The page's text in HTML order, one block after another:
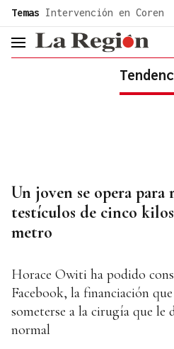
common.go-to-content
Temas Intervención en Coren
header.menu.open
Un joven se opera para
testículos de cinco
metro
Horace Owiti ha podido
Facebook, la financiación
someterse a la cirugía que le
normal